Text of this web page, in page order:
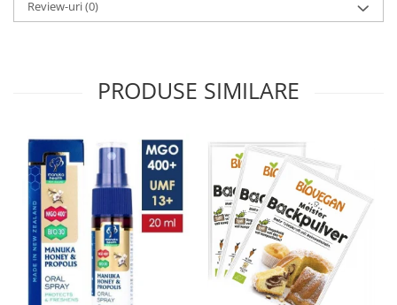
Review-uri(0)
PRODUSE SIMILARE